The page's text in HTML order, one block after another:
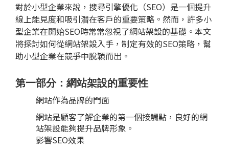
對於小型企業來說，搜尋引擎優化（SEO）是一個提升
線上能見度和吸引潛在客戶的重要策略。然而，許多小
型企業在開始SEO時常常忽視了網站架設的基礎。本文
將探討如何從網站架設入手，制定有效的SEO策略，幫
助小型企業在競爭中脫穎而出。
第一部分：網站架設的重要性
網站作為品牌的門面
網站是顧客了解企業的第一個接觸點，良好的網
站架設能夠提升品牌形象。
影響SEO效果